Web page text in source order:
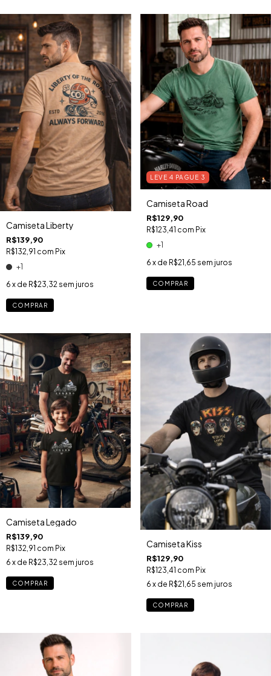
Camiseta Liberty
R$139,90
R$132,91 com Pix
+1
6 x de R$23,32 sem juros
COMPRAR
LEVE 4 PAGUE 3
Camiseta Road
R$129,90
R$123,41 com Pix
+1
6 x de R$21,65 sem juros
COMPRAR
Camiseta Legado
R$139,90
R$132,91 com Pix
6 x de R$23,32 sem juros
COMPRAR
Camiseta Kiss
R$129,90
R$123,41 com Pix
6 x de R$21,65 sem juros
COMPRAR